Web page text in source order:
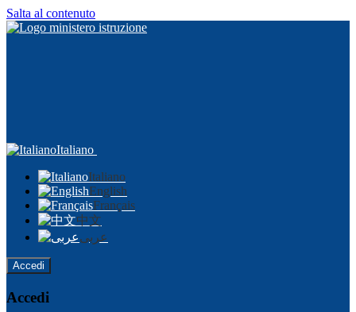
Salta al contenuto
Italiano
Italiano
English
Français
中文
عربى
Accedi
Accedi